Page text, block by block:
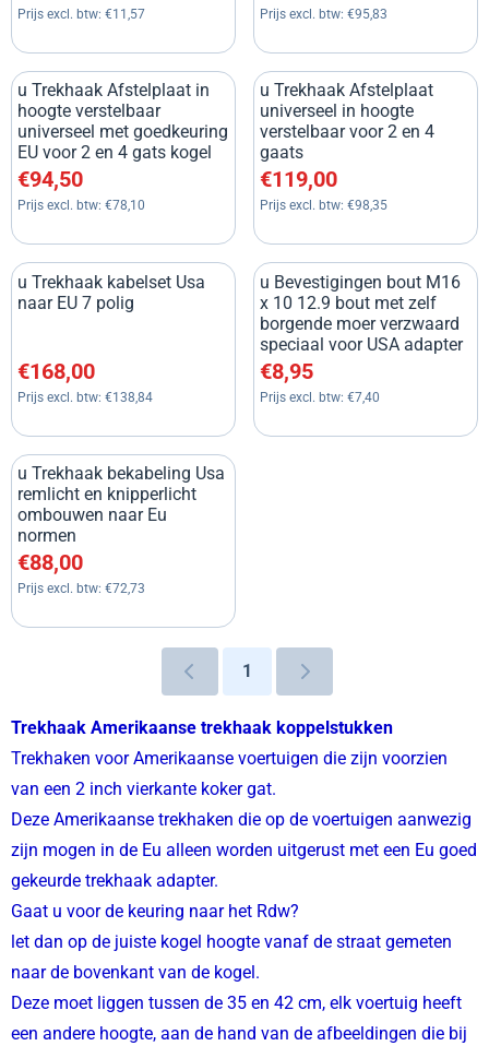
Prijs excl. btw: €11,57 Prijs excl. btw: €95,83
u Trekhaak Afstelplaat in
hoogte verstelbaar
universeel met goedkeuring
EU voor 2 en 4 gats kogel
Prijs: 94,50, exclusief btw: 78,10
€94,50
Prijs excl. btw: €78,10
u Trekhaak Afstelplaat
universeel in hoogte
verstelbaar voor 2 en 4
gaats
Prijs: 119,00, exclusief btw:
€119,00
Prijs excl. btw: €98,35
u Trekhaak kabelset Usa
naar EU 7 polig
Prijs: 168,00, exclusief btw: 138,84
€168,00
Prijs excl. btw: €138,84
u Bevestigingen bout M16
x 10 12.9 bout met zelf
borgende moer verzwaard
speciaal voor USA adapter
Prijs: 8,95, exclusief btw: 7,40
€8,95
Prijs excl. btw: €7,40
u Trekhaak bekabeling Usa
remlicht en knipperlicht
ombouwen naar Eu
normen
Prijs: 88,00, exclusief btw: 72,73
€88,00
Prijs excl. btw: €72,73
1
Trekhaak Amerikaanse trekhaak koppelstukken
Trekhaken voor Amerikaanse voertuigen die zijn voorzien
van een 2 inch vierkante koker gat.
Deze Amerikaanse trekhaken die op de voertuigen aanwezig
zijn mogen in de Eu alleen worden uitgerust met een Eu goed
gekeurde trekhaak adapter.
Gaat u voor de keuring naar het Rdw?
let dan op de juiste kogel hoogte vanaf de straat gemeten
naar de bovenkant van de kogel.
Deze moet liggen tussen de 35 en 42 cm, elk voertuig heeft
een andere hoogte, aan de hand van de afbeeldingen die bij